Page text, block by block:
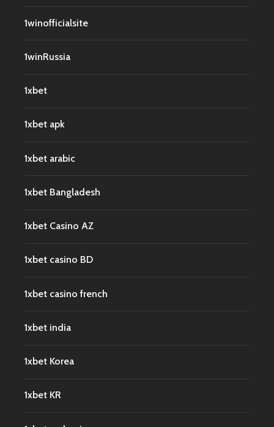
1winofficialsite
1winRussia
1xbet
1xbet apk
1xbet arabic
1xbet Bangladesh
1xbet Casino AZ
1xbet casino BD
1xbet casino french
1xbet india
1xbet Korea
1xbet KR